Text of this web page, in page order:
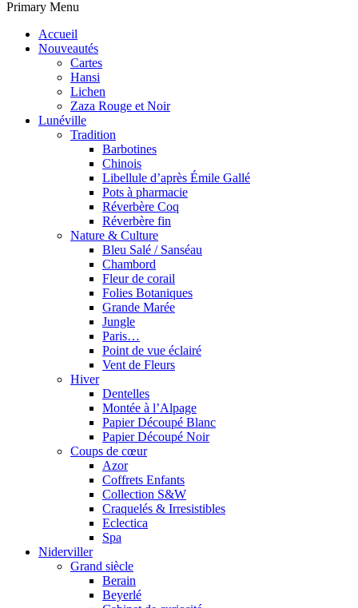
Primary Menu
Accueil
Nouveautés
Cartes
Hansi
Lichen
Zaza Rouge et Noir
Lunéville
Tradition
Barbotines
Chinois
Libellule d’après Émile Gallé
Pots à pharmacie
Réverbère Coq
Réverbère fin
Nature & Culture
Bleu Salé / Sanséau
Chambord
Fleur de corail
Folies Botaniques
Grande Marée
Jungle
Paris…
Point de vue éclairé
Vent de Fleurs
Hiver
Dentelles
Montée à l’Alpage
Papier Découpé Blanc
Papier Découpé Noir
Coups de cœur
Azor
Coffrets Enfants
Collection S&W
Craquelés & Irresistibles
Eclectica
Spa
Niderviller
Grand siècle
Berain
Beyerlé